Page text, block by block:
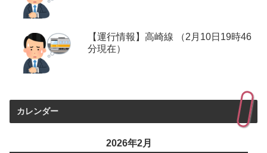
【運行情報】高崎線 （2月10日19時46
分現在）
カレンダー
2026年2月